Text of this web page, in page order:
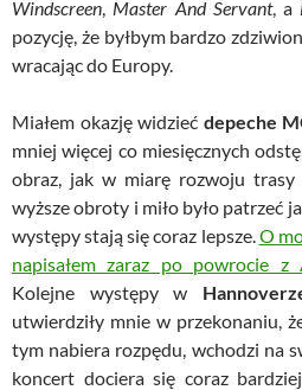
Windscreen Master And Servant, a
pozycję, że byłbym bardzo
wracając do Europy.
Miałem okazję widzieć depeche
mniej więcej co miesięcznych
obraz, jak w miarę rozwoju trasy
wyższe obroty i miło było patrzeć
występy stają się coraz lepsze. O
napisałem zaraz po powrocie
Kolejne występy w
utwierdziły mnie w przekonaniu,
tym nabiera rozpędu, wchodzi na
koncert dociera się coraz